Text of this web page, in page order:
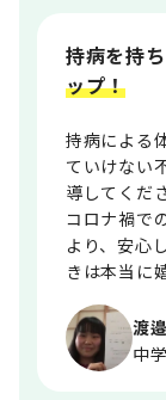
渡
中
持病を持
ップ！
持病による
ていけない
導してくだ
コロナ禍で
より、安心
きは本当に